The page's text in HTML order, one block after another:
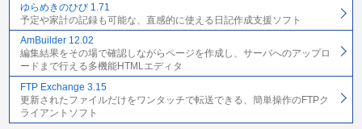
ゆらめきのひび 1.71
予定や家計の記録も可能な、直感的に使える日記作成支援ソフト
AmBuilder 12.02
編集結果をその場で確認しながらページを作成し、サーバへのアップロ
ードまで行える多機能HTMLエディタ
FTP Exchange 3.15
更新されたファイルだけをワンタッチで転送できる、簡単操作のFTPク
ライアントソフト